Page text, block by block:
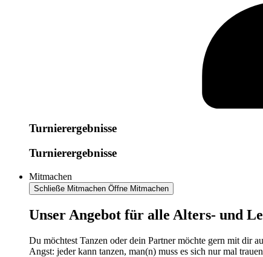
Turnierergebnisse
Turnierergebnisse
Mitmachen
Schließe Mitmachen Öffne Mitmachen
​​​Unser Angebot für alle Alters- und
Du möchtest Tanzen oder dein Partner möchte gern mit dir
Angst: jeder kann tanzen, man(n) muss es sich nur mal